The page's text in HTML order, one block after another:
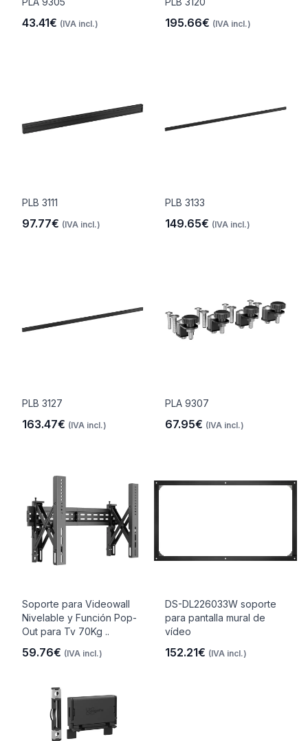
43.41€ (IVA incl.) 195.66€ (IVA incl.)
PLB 3111
97.77€ (IVA incl.)
PLB 3133
149.65€ (IVA incl.)
PLB 3127
163.47€ (IVA incl.)
PLA 9307
67.95€ (IVA incl.)
Soporte para Videowall
Nivelable y Función Pop-
Out para Tv 70Kg ..
59.76€ (IVA incl.)
DS-DL226033W soporte
para pantalla mural de
vídeo
152.21€ (IVA incl.)